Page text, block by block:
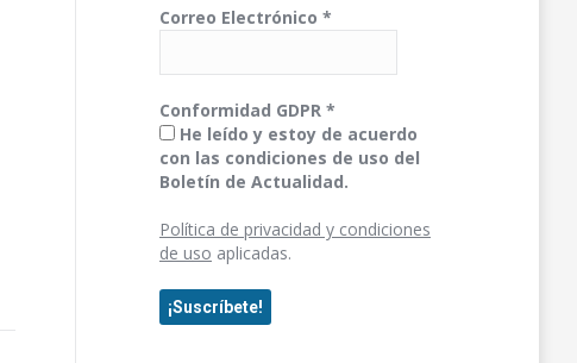
Correo Electrónico *
Conformidad GDPR *
He leído y estoy de acuerdo
con las condiciones de uso del
Boletín de Actualidad.
Política de privacidad y condiciones
de uso aplicadas.